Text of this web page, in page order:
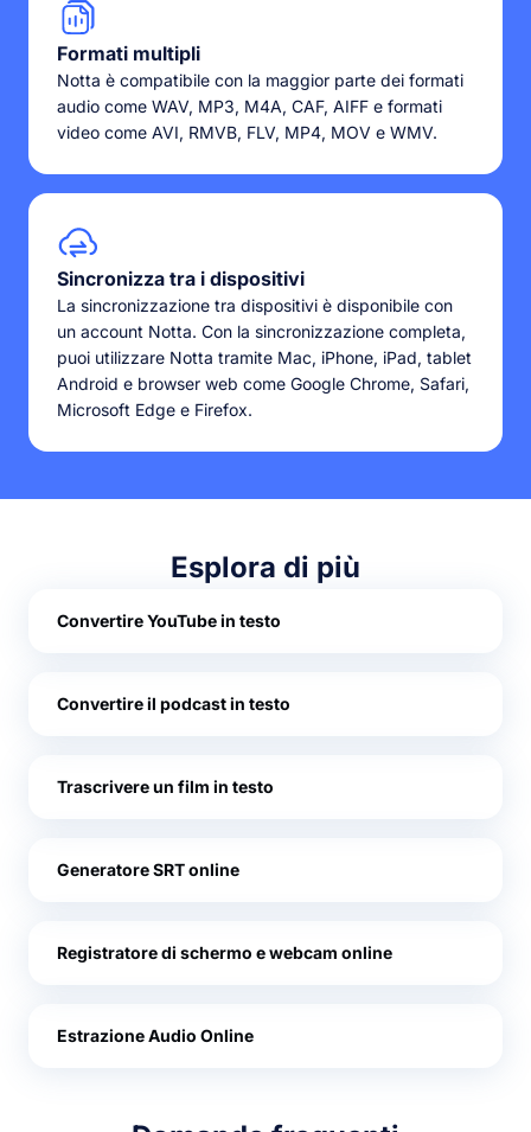
Formati multipli
Notta è compatibile con la maggior parte dei formati
audio come WAV, MP3, M4A, CAF, AIFF e formati
video come AVI, RMVB, FLV, MP4, MOV e WMV.
Sincronizza tra i dispositivi
La sincronizzazione tra dispositivi è disponibile con
un account Notta. Con la sincronizzazione completa,
puoi utilizzare Notta tramite Mac, iPhone, iPad, tablet
Android e browser web come Google Chrome, Safari,
Microsoft Edge e Firefox.
Esplora di più
Convertire YouTube in testo
Convertire il podcast in testo
Trascrivere un film in testo
Generatore SRT online
Registratore di schermo e webcam online
Estrazione Audio Online